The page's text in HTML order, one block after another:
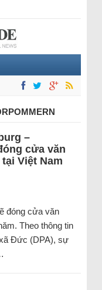
–
cửa văn
Việt Nam
đóng cửa văn
Theo thông tin
Đức (DPA), sự